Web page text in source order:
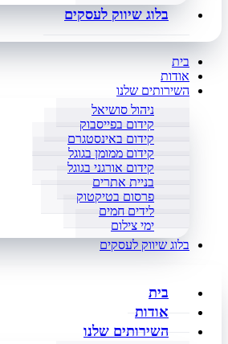
בלוג שיווק לעסקים
בית
אודות
השירותים שלנו
ניהול סושיאל
קידום בפייסבוק
קידום באינסטגרם
קידום ממומן בגוגל
קידום אורגני בגוגל
בניית אתרים
פרסום בטיקטוק
לידים חמים
ימי צילום
בלוג שיווק לעסקים
בית
אודות
השירותים שלנו